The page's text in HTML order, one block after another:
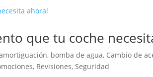
que tu coche
, bomba de agua, Cambio de
, Revisiones,Seguridad